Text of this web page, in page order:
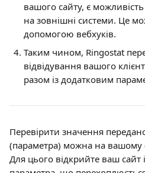
вашого сайту, є
на зовнішні системи. Це
допомогою вебхуків.
Таким чином, Ringostat
відвідування вашого
разом із додатковим
Перевірити значення
(параметра) можна на вашому
Для цього відкрийте ваш сайт